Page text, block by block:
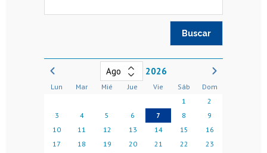
2026
Lun Mar Mié Jue Vie Sáb
Dom
1
2
3
4 5 6 7 8
9
10
11 12 13 14 15
16
17
18 19 20 21 22
23